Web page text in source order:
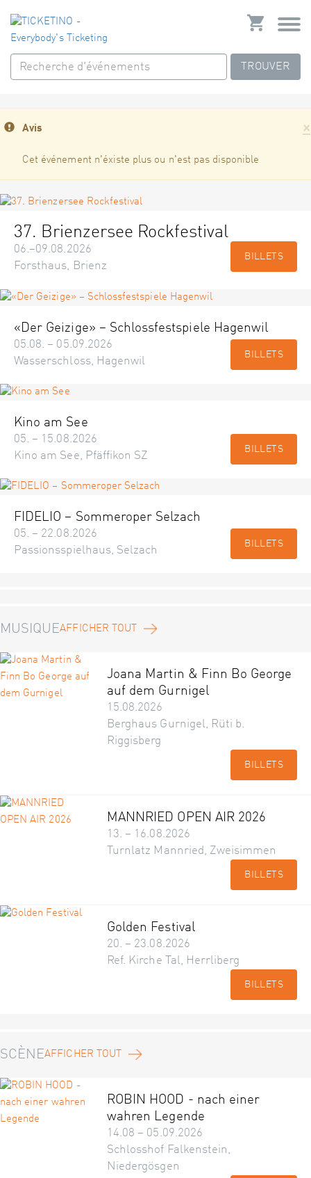
TROUVER
×
Avis
Cet événement n'éxiste plus ou n'est pas disponible
37. Brienzersee Rockfestival
06.–09.08.2026
Forsthaus, Brienz
BILLETS
«Der Geizige» – Schlossfestspiele Hagenwil
05.08. – 05.09.2026
Wasserschloss, Hagenwil
BILLETS
Kino am See
05. – 15.08.2026
Kino am See, Pfäffikon SZ
BILLETS
FIDELIO – Sommeroper Selzach
05. – 22.08.2026
Passionsspielhaus, Selzach
BILLETS
MUSIQUEAFFICHER TOUT
Joana Martin & Finn Bo George
auf dem Gurnigel
15.08.2026
Berghaus Gurnigel, Rüti b.
Riggisberg
BILLETS
MANNRIED OPEN AIR 2026
13. – 16.08.2026
Turnlatz Mannried, Zweisimmen
BILLETS
Golden Festival
20. – 23.08.2026
Ref. Kirche Tal, Herrliberg
BILLETS
SCÈNEAFFICHER TOUT
ROBIN HOOD - nach einer
wahren Legende
14.08 – 05.09.2026
Schlosshof Falkenstein,
Niedergösgen